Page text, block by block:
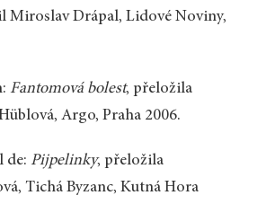
Miroslav Drápal, Lidové Noviny,
Fantomová bolest, přeložila
Argo, Praha 2006.
de: Pijpelinky, přeložila
Tichá Byzanc, Kutná Hora